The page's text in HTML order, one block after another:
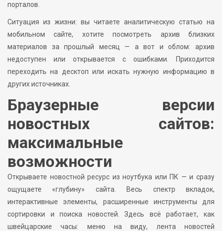
порталов.
Ситуация из жизни: вы читаете аналитическую статью на
мобильном сайте, хотите посмотреть архив близких
материалов за прошлый месяц — а вот и облом: архив
недоступен или открывается с ошибками. Приходится
переходить на десктоп или искать нужную информацию в
других источниках.
Браузерные версии
новостных сайтов:
максимальные
возможности
Открываете новостной ресурс из ноутбука или ПК — и сразу
ощущаете «глубину» сайта. Весь спектр вкладок,
интерактивные элементы, расширенные инструменты для
сортировки и поиска новостей. Здесь всё работает, как
швейцарские часы: меню на виду, лента новостей